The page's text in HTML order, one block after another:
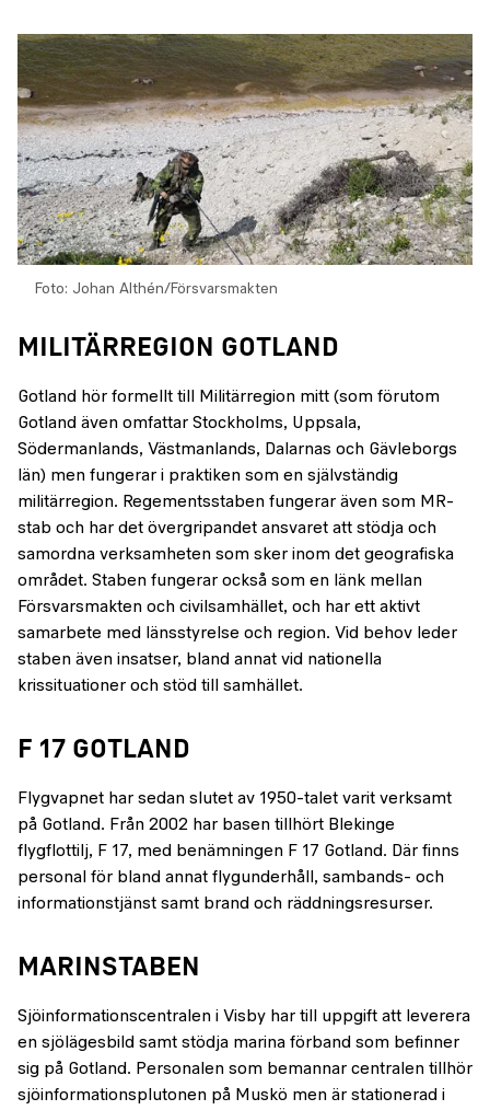
Foto: Johan Althén/Försvarsmakten
MILITÄRREGION GOTLAND
Gotland hör formellt till Militärregion mitt (som förutom
Gotland även omfattar Stockholms, Uppsala,
Södermanlands, Västmanlands, Dalarnas och Gävleborgs
län) men fungerar i praktiken som en självständig
militärregion. Regementsstaben fungerar även som MR-
stab och har det övergripandet ansvaret att stödja och
samordna verksamheten som sker inom det geografiska
området. Staben fungerar också som en länk mellan
Försvarsmakten och civilsamhället, och har ett aktivt
samarbete med länsstyrelse och region. Vid behov leder
staben även insatser, bland annat vid nationella
krissituationer och stöd till samhället.
F 17 GOTLAND
Flygvapnet har sedan slutet av 1950-talet varit verksamt
på Gotland. Från 2002 har basen tillhört Blekinge
flygflottilj, F 17, med benämningen F 17 Gotland. Där finns
personal för bland annat flygunderhåll, sambands- och
informationstjänst samt brand och räddningsresurser.
MARINSTABEN
Sjöinformationscentralen i Visby har till uppgift att leverera
en sjölägesbild samt stödja marina förband som befinner
sig på Gotland. Personalen som bemannar centralen tillhör
sjöinformationsplutonen på Muskö men är stationerad i